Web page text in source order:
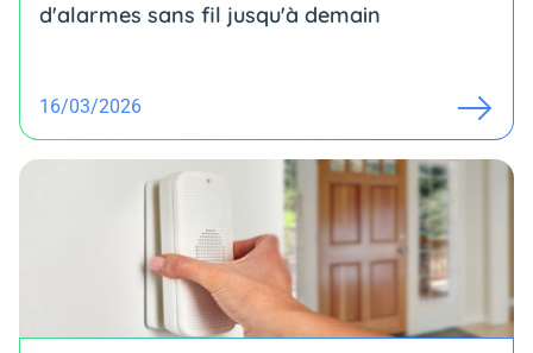
d'alarmes sans fil jusqu'à demain
16/03/2026